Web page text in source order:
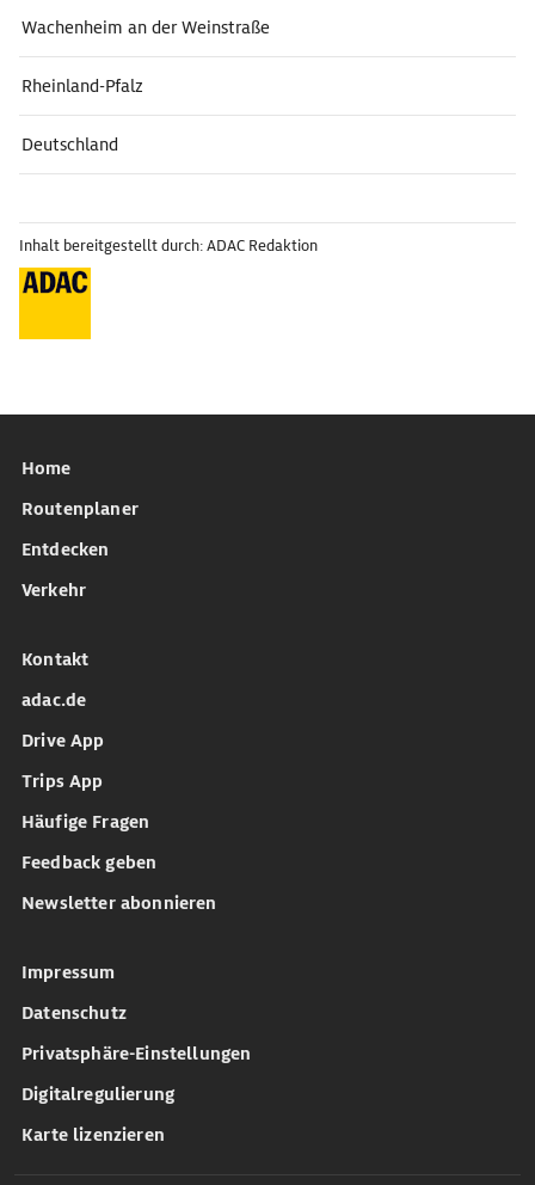
Wachenheim an der Weinstraße
Rheinland-Pfalz
Deutschland
Inhalt bereitgestellt durch: ADAC Redaktion
Home
Routenplaner
Entdecken
Verkehr
Kontakt
adac.de
Drive App
Trips App
Häufige Fragen
Feedback geben
Newsletter abonnieren
Impressum
Datenschutz
Privatsphäre-Einstellungen
Digitalregulierung
Karte lizenzieren